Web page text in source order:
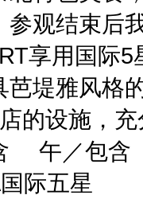
参观结束后
享用国际
芭堤雅风格
的设施，
午／包
际五星